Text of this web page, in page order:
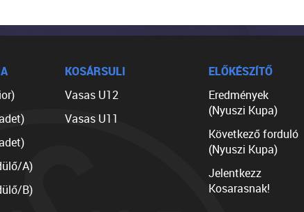
A)
B)
KOSÁRSULI
Vasas U12
Vasas U11
ELŐKÉSZÍTŐ
Eredmények
(Nyuszi Kupa)
Következő forduló
(Nyuszi Kupa)
Jelentkezz
Kosarasnak!